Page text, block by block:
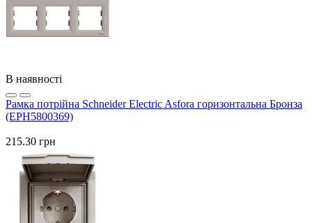
В наявності
Рамка потрійна Schneider Electric Asfora горизонтальна Бронза
(EPH5800369)
215.30 грн